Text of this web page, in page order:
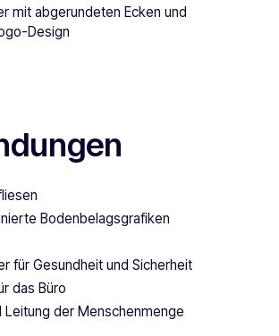
Bodenbelagsgrafiken
für Gesundheit und Sicherheit
das Büro
Leitung der Menschenmenge